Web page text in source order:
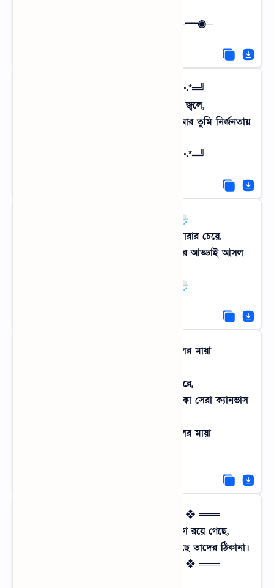
─━━◉─━━─ মাটির টান ─━━─━━◉─
╚═*.·:·.✧ রোমান্টিক গ্রাম ✧.·:·.*═╝
সন্ধ্যার বাঁশঝাড়ে যখন জোনাক জ্বলে,
মনে হয় কোনো জাদুকরী রাজ্যে শুধু আমি আর তুমি নির্জনতায়
╚═*.·:·.✧ রোমান্টিক গ্রাম ✧.·:·.*═╝
🌧️⋆｡˚ ☁︎ ˚｡⋆｡˚ ❀˚｡⋆🌧️
শহরের ক্যাফেতে কফি খেয়ে ভাব মারার চেয়ে,
চায়ের টংয়ে বসে গ্রামের কাসুন্দি ভাজা আর আড্ডাই আসল
🌧️⋆｡˚ ☁︎ ˚｡⋆｡˚ ❀˚｡⋆🌧️
━━━━━━•°•°•━━━━━━ বিকেলের মায়া
সূর্যটা যখন বিলে ডুবু ডুবু করে,
জল রঙের পেন্সিলে কোনো এক শিল্পীর আঁকা সেরা ক্যানভাস
━━━━━━•°•°•━━━━━━ বিকেলের মায়া
═══ ❖ ═══ বিরহের সুর ═══ ❖ ═══
গ্রামের পথটা আজও আগের মতই বাঁকা রয়ে গেছে,
শুধু সেই পথের পথিকগুলো পাল্টে নিয়ে গেছে তাদের ঠিকানা।
═══ ❖ ═══ বিরহের সুর ═══ ❖ ═══